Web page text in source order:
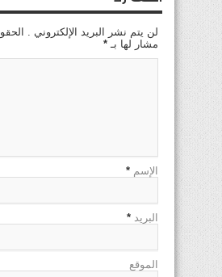
لن يتم نشر البريد الإلكتروني .
مشار لها بـ *
الإسم *
البريد *
الموقع